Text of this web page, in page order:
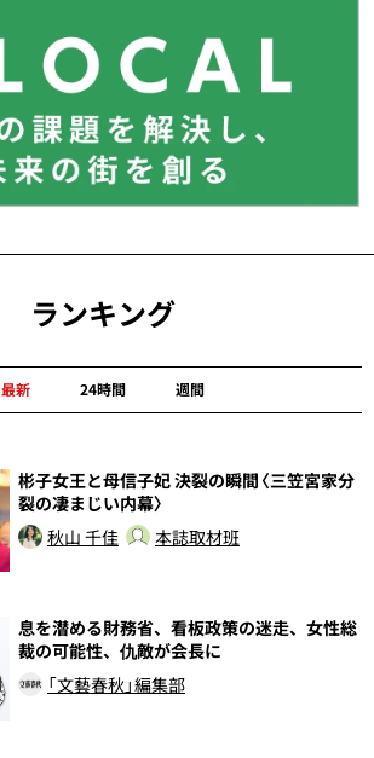
ランキング
最新 24時間 週間
彬子女王と母信子妃 決裂の瞬間〈三笠宮家分
裂の凄まじい内幕〉
秋山 千佳
本誌取材班
息を潜める財務省、看板政策の迷走、女性総
裁の可能性、仇敵が会長に
「文藝春秋」編集部